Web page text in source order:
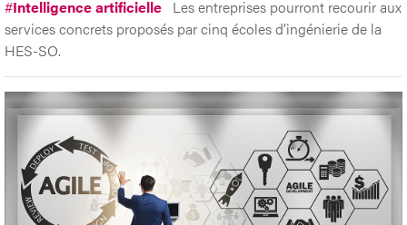
#Intelligence artificielle Les entreprises pourront recourir aux
services concrets proposés par cinq écoles d’ingénierie de la
HES-SO.